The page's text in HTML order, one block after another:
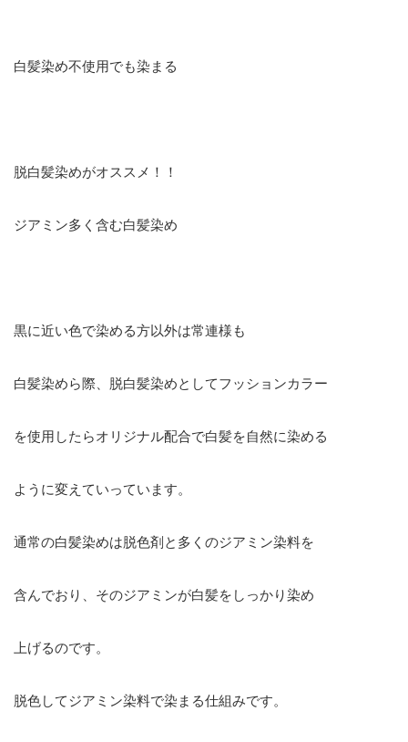
白髪染め不使用でも染まる
脱白髪染めがオススメ！！
ジアミン多く含む白髪染め
黒に近い色で染める方以外は常連様も
白髪染めら際、脱白髪染めとしてフッションカラー
を使用したらオリジナル配合で白髪を自然に染める
ように変えていっています。
通常の白髪染めは脱色剤と多くのジアミン染料を
含んでおり、そのジアミンが白髪をしっかり染め
上げるのです。
脱色してジアミン染料で染まる仕組みです。